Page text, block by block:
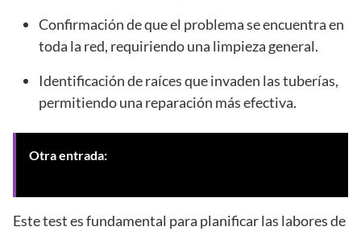
Confirmación de que el problema se encuentra en
toda la red, requiriendo una limpieza general.
Identificación de raíces que invaden las tuberías,
permitiendo una reparación más efectiva.
Otra entrada:
Este test es fundamental para planificar las labores de